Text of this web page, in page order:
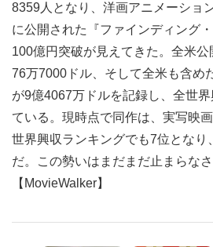
8359人となり、洋画アニメーショ
に公開された『ファインディング
100億円突破が見えてきた。全米
76万7000ドル、そして全米も含め
が9億4067万ドルを記録し、全世
ている。現時点で同作は、実写映
世界興収ランキングでも7位となり
だ。この勢いはまだまだ止まらなさ
【MovieWalker】